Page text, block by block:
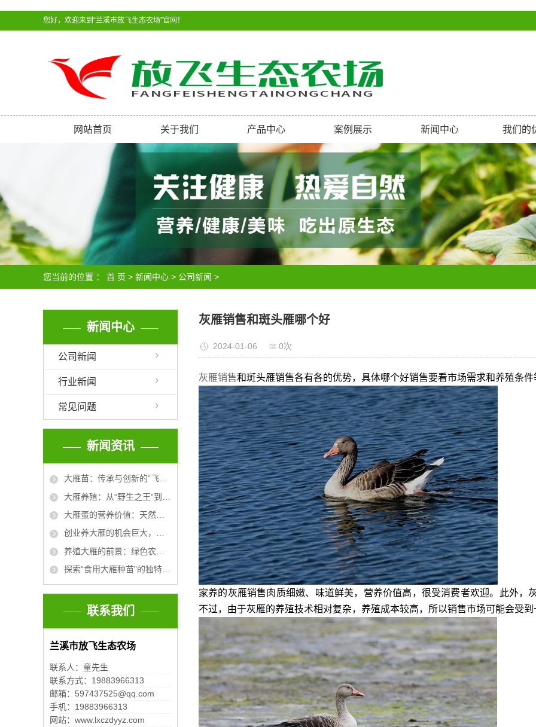
您好，欢迎来到“兰溪市放飞生态农场”官网！
网站首页 关于我们 产品中心
人工繁殖大雁
人工繁育灰雁
人工繁育飞鹅
人工繁殖斑头雁
案例展示 新闻中心
公司新闻
行业新闻
常见问题
我们的
您当前的位置 ： 首 页 > 新闻中心 > 公司新闻 >
新闻中心
公司新闻
行业新闻
常见问题
新闻资讯
大雁苗：传承与创新的“飞天之翼”
大雁养殖：从“野生之王”到“家庭乐园”的生态奇迹
大雁蛋的营养价值：天然的健康宝藏
创业养大雁的机会巨大，开启农业新红利之路
养殖大雁的前景：绿色农业的新兴利基
探索“食用大雁种苗”的独特美食魅力与文化价值
联系我们
兰溪市放飞生态农场
联系人：童先生
联系方式：19883966313
邮箱：597437525@qq.com
手机：19883966313
网站：www.lxczdyyz.com
灰雁销售和斑头雁哪个好
2024-01-06 0次
灰雁销售和斑头雁销售各有各的优势，具体哪个好销售要看市场需求和养殖条件
家养的灰雁销售肉质细嫩、味道鲜美，营养价值高，很受消费者欢迎。此外，
不过，由于灰雁的养殖技术相对复杂，养殖成本较高，所以销售市场可能会受